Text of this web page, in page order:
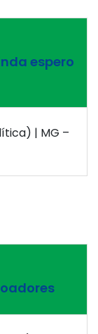
espero
| MG –